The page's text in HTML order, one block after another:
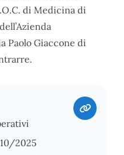
di Medicina di
Paolo Giaccone di
2025